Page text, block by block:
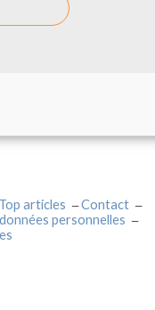
Top articles
Contact
personnelles